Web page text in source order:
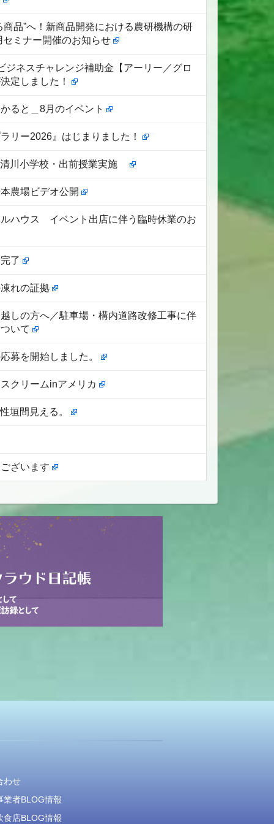
商品”へ！新商品開発における農研機構の研
ミナー開催のお知らせ
ジネスチャレンジ補助金【アーリー／グロ
定しました！
ると＿8月のイベント
リー2026』はじまりました！
川小学校・出前授業実施
農場ビデオ公開
ハウス イベント出店に伴う臨時休業のお
了
れの証拠
しの方へ／駐車場・構内道路改修工事に伴
いて
募を開始しました。
クリームinアメリカ
垣間見える。
ざいます
わせ
業者BLOG情報
食店BLOG情報